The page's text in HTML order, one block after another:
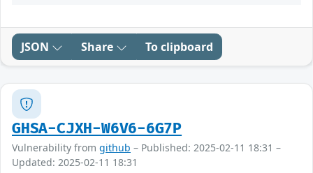
JSON Share To clipboard
GHSA-CJXH-W6V6-6G7P
Vulnerability from github – Published: 2025-02-11 18:31 –
Updated: 2025-02-11 18:31